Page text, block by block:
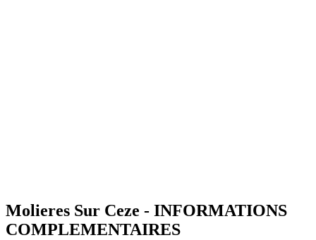
Molieres Sur Ceze - INFORMATIONS
COMPLEMENTAIRES